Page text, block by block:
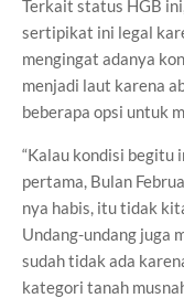
Terkait status HGB
sertipikat ini legal
mengingat adanya
menjadi laut karena
beberapa opsi untuk
“Kalau kondisi begitu
pertama, Bulan
nya habis, itu tidak
Undang-undang juga
sudah tidak ada
kategori tanah